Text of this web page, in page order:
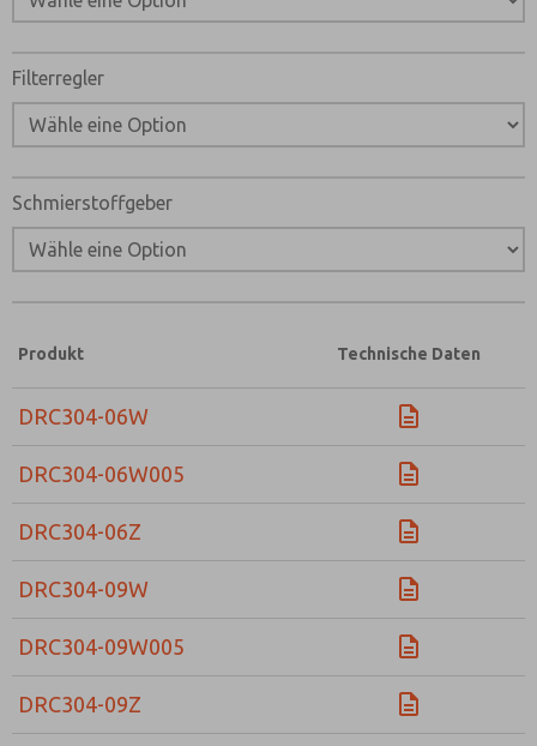
Filterregler
Schmierstoffgeber
Produkt Technische Daten
DRC304-06W
DRC304-06W005
DRC304-06Z
DRC304-09W
DRC304-09W005
DRC304-09Z